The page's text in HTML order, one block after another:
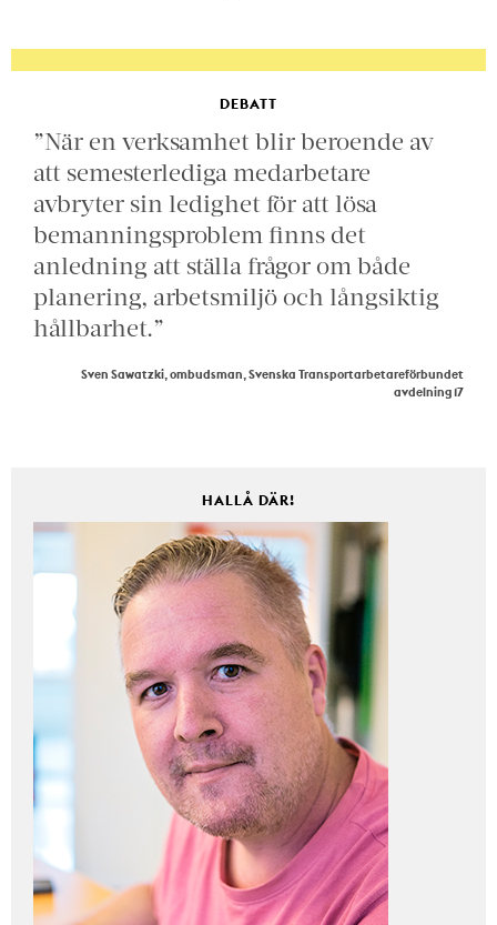
DEBATT
”När en verksamhet blir beroende av
att semesterlediga medarbetare
avbryter sin ledighet för att lösa
bemanningsproblem finns det
anledning att ställa frågor om både
planering, arbetsmiljö och långsiktig
hållbarhet.”
Sven Sawatzki, ombudsman, Svenska Transportarbetareförbundet
avdelning 17
HALLÅ DÄR!